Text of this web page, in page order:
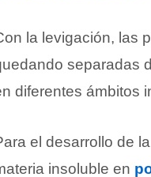
la levigación, las
separadas
diferentes ámbitos
el desarrollo de
insoluble en